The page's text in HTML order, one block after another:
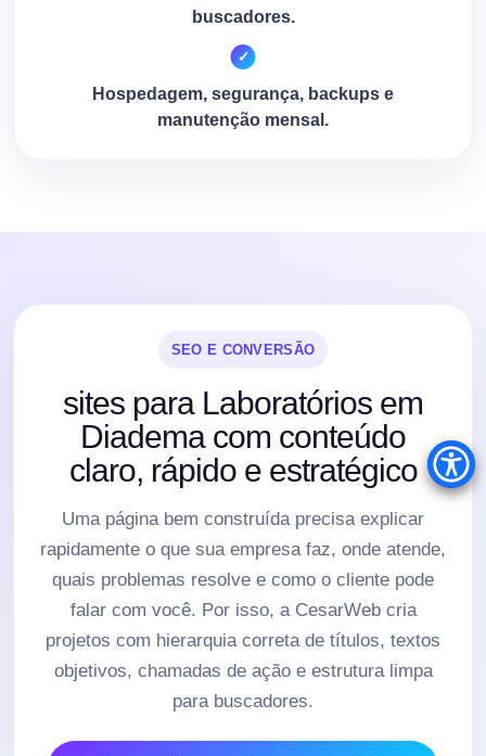
buscadores.
Hospedagem, segurança, backups e
manutenção mensal.
SEO E CONVERSÃO
sites para Laboratórios em
Diadema com conteúdo
claro, rápido e estratégico
Uma página bem construída precisa explicar
rapidamente o que sua empresa faz, onde atende,
quais problemas resolve e como o cliente pode
falar com você. Por isso, a CesarWeb cria
projetos com hierarquia correta de títulos, textos
objetivos, chamadas de ação e estrutura limpa
para buscadores.